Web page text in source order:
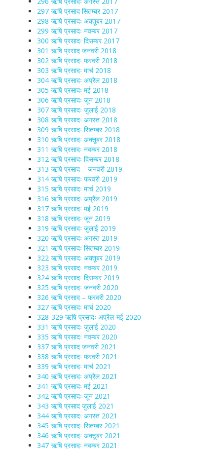
297 ऋषि प्रसाद सितम्बर 2017
298 ऋषि प्रसादः अक्तूबर 2017
299 ऋषि प्रसादः नवम्बर 2017
300 ऋषि प्रसादः दिसम्बर 2017
301 ऋषि प्रसाद जनवरी 2018
302 ऋषि प्रसादः फरवरी 2018
303 ऋषि प्रसादः मार्च 2018
304 ऋषि प्रसादः अप्रैल 2018
305 ऋषि प्रसादः मई 2018
306 ऋषि प्रसादः जून 2018
307 ऋषि प्रसादः जुलाई 2018
308 ऋषि प्रसादः अगस्त 2018
309 ऋषि प्रसादः सितम्बर 2018
310 ऋषि प्रसादः अक्तूबर 2018
311 ऋषि प्रसादः नवम्बर 2018
312 ऋषि प्रसादः दिसम्बर 2018
313 ऋषि प्रसाद – जनवरी 2019
314 ऋषि प्रसादः फरवरी 2019
315 ऋषि प्रसादः मार्च 2019
316 ऋषि प्रसादः अप्रैल 2019
317 ऋषि प्रसादः मई 2019
318 ऋषि प्रसादः जून 2019
319 ऋषि प्रसादः जुलाई 2019
320 ऋषि प्रसादः अगस्त 2019
321 ऋषि प्रसादः सितम्बर 2019
322 ऋषि प्रसादः अक्तूबर 2019
323 ऋषि प्रसादः नवम्बर 2019
324 ऋषि प्रसादः दिसम्बर 2019
325 ऋषि प्रसादः जनवरी 2020
326 ऋषि प्रसाद – फरवरी 2020
327 ऋषि प्रसादः मार्च 2020
328-329 ऋषि प्रसादः अप्रैल-मई 2020
331 ऋषि प्रसादः जुलाई 2020
335 ऋषि प्रसादः नवम्बर 2020
337 ऋषि प्रसाद जनवरी 2021
338 ऋषि प्रसादः फरवरी 2021
339 ऋषि प्रसादः मार्च 2021
340 ऋषि प्रसादः अप्रैल 2021
341 ऋषि प्रसादः मई 2021
342 ऋषि प्रसादः जून 2021
343 ऋषि प्रसाद जुलाई 2021
344 ऋषि प्रसादः अगस्त 2021
345 ऋषि प्रसादः सितम्बर 2021
346 ऋषि प्रसादः अक्टूबर 2021
347 ऋषि प्रसादः नवम्बर 2021